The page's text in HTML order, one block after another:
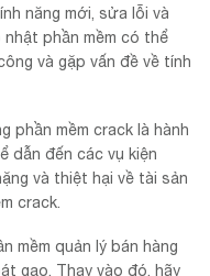
năng mới, sửa lỗi và
phần mềm có thể
và gặp vấn đề về tính
phần mềm crack là hành
dẫn đến các vụ kiện
và thiệt hại về tài sản
crack.
mềm quản lý bán hàng
gạo. Thay vào đó, hãy